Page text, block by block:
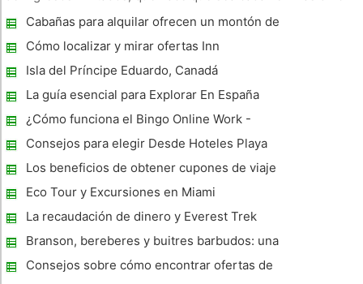
aventuras. Para poder lograr esto, los mini escapadas de la
ciudad s
Cabañas para alquilar ofrecen un montón de
variedad
Cómo localizar y mirar ofertas Inn
Isla del Príncipe Eduardo, Canadá
La guía esencial para Explorar En España
¿Cómo funciona el Bingo Online Work -
Jugadores canadienses están hablando
Consejos para elegir Desde Hoteles Playa
del Carmen recomendados por los viajeros
Los beneficios de obtener cupones de viaje
Eco Tour y Excursiones en Miami
La recaudación de dinero y Everest Trek
Branson, bereberes y buitres barbudos: una
caminata por el Atlas
Consejos sobre cómo encontrar ofertas de